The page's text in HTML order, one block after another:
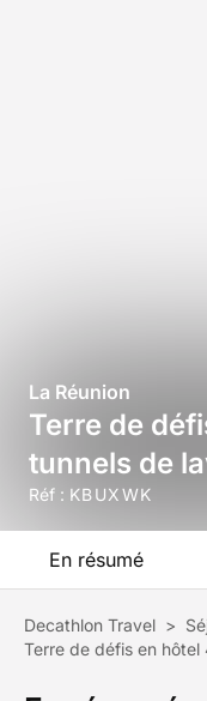
La Réunion
Terre de
tunnels de
Réf : KBUXWK
En résumé
Decathlon Travel >
Terre de défis en